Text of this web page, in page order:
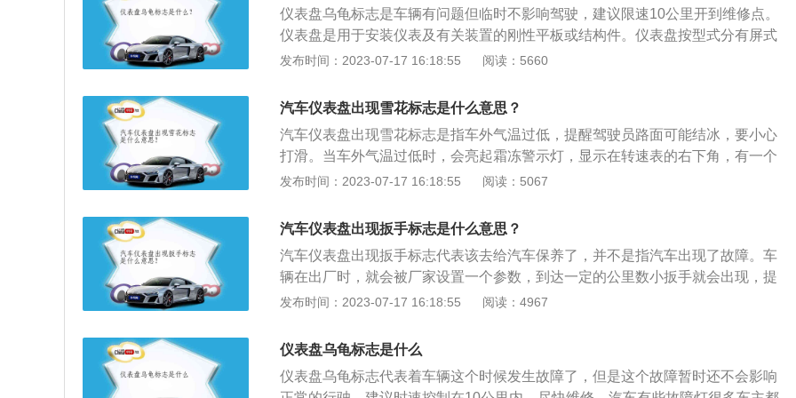
仪表盘乌龟标志是车辆有问题但临时不影响驾驶，建议限速10公里开到维修点。
仪表盘是用于安装仪表及有关装置的刚性平板或结构件。仪表盘按型式分有屏式
仪表盘、框架式仪表盘、通道式仪表盘、柜式仪表盘。仪表盘可带外照明，亦可
表盘组合成一个整体。仪表盘上指示灯有：TCS指示灯、VSC指示灯、示宽指示
灯、内循环指示灯、安全带指示灯等。
发布时间：2023-07-17 16:18:55 阅读：5660
汽车仪表盘出现雪花标志是什么意思？
汽车仪表盘出现雪花标志是指车外气温过低，提醒驾驶员路面可能结冰，要小心
打滑。当车外气温过低时，会亮起霜冻警示灯，显示在转速表的右下角，有一个
雪花样的标志。霜冻警示亮起表示室外温度已经下降到一定程度，温度低于4摄
灯为红色开车前要先预热，预热以启动后怠速运转至水温50度，再开车行驶。还
要注意冷车不可开大油门，这样费油还伤发动机。
发布时间：2023-07-17 16:18:55 阅读：5067
汽车仪表盘出现扳手标志是什么意思？
汽车仪表盘出现扳手标志代表该去给汽车保养了，并不是指汽车出现了故障。车
辆在出厂时，就会被厂家设置一个参数，到达一定的公里数小扳手就会出现，提
醒汽车需要保养了。通常保养汽车的周期是行驶5000至8000公里，原厂设定的周
的有燃油指示灯、清洗液指示灯、电子油门指示灯、前后雾灯指示灯及报警灯
等。
发布时间：2023-07-17 16:18:55 阅读：4967
仪表盘乌龟标志是什么
仪表盘乌龟标志代表着车辆这个时候发生故障了，但是这个故障暂时还不会影响